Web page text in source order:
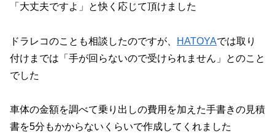
「大丈夫ですよ」と快く応じて頂けました
ドラレコのことも相談したのですが、 HATOYAでは取り
付けまでは「手が回らないので受けられません」とのこと
でした
車体の金額を調べて乗り出しの費用を加えた手書きの見積
書を5分もかからないくらいで作成してくれました